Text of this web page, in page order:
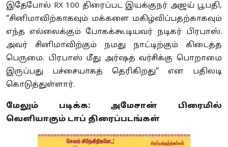
இதேபோல் RX 100 திரைப்பட இயக்குநர் அஜய் பூபதி,
“சினிமாவிற்காகவும் மக்களை மகிழ்விப்பதற்காகவும்
எந்த எல்லைக்கும் போகக்கூடியவர் நடிகர் பிரபாஸ்.
அவர் சினிமாவிற்கும் நமது நாட்டிற்கும் கிடைத்த
பெருமை. பிரபாஸ் மீது அர்ஷத் வர்சிக்கு பொறாமை
இருப்பது பச்சையாகத் தெரிகிறது” என பதிலடி
கொடுத்துள்ளார்.
மேலும் படிக்க: அமேசான் பிரைமில்
வெளியாகும் டாப் திரைப்படங்கள்